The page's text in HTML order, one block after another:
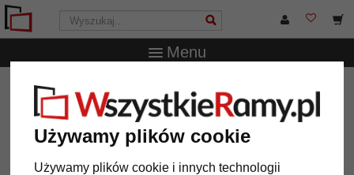
Używamy plików cookie
Używamy plików cookie i innych technologii
Menu
WszystkieRamy.pl
galeryjnych
2 szt. aluminiowych haków do obrazów
2 szt. aluminiowych haków do
obrazów